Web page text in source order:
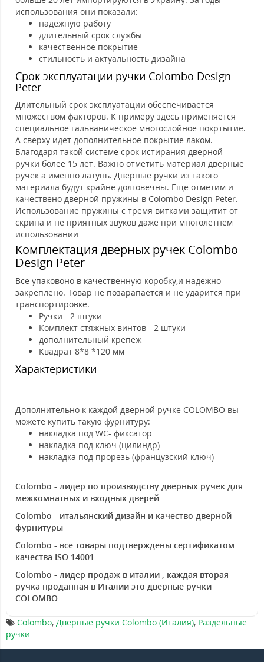
использования они показали:
надежную работу
длительный срок службы
качественное покрытие
стильность и актуальность дизайна
Срок эксплуатации ручки Colombo Design
Peter
Длительный срок эксплуатации обеспечивается
множеством факторов. К примеру здесь применяется
специальное гальваническое многослойное покртытие.
А сверху идет дополнительное покрытие лаком.
Благодаря такой системе срок истирания дверной
ручки более 15 лет. Важно отметить материал дверные
ручек а именно латунь. Дверные ручки из такого
материала будут крайне долговечны. Еще отметим и
качествено дверной пружины в Colombo Design Peter.
Использование пружины с тремя витками защитит от
скрипа и не приятных звуков даже при многолетнем
использовании
Комплектация дверных ручек Colombo
Design Peter
Все упаковоно в качественную коробку,и надежно
закреплено. Товар не позарапается и не ударится при
транспортировке.
Ручки - 2 штуки
Комплект стяжных винтов - 2 штуки
дополнительный крепеж
Квадрат 8*8 *120 мм
Характеристики
Дополнительно к каждой дверной ручке COLOMBO вы
можете купить такую фурнитуру:
накладка под WC- фиксатор
накладка под ключ (цилиндр)
накладка под прорезь (французский ключ)
Colombo - лидер по производству дверных ручек для
межкомнатных и входных дверей
Colombo - итальянский дизайн и качество дверной
фурнитуры
Colombo - все товары подтверждены сертификатом
качества ISO 14001
Colombo - лидер продаж в италии , каждая вторая
ручка проданная в Италии это дверные ручки
COLOMBO
Colombo, Дверные ручки Colombo (Италия), Раздельные
ручки